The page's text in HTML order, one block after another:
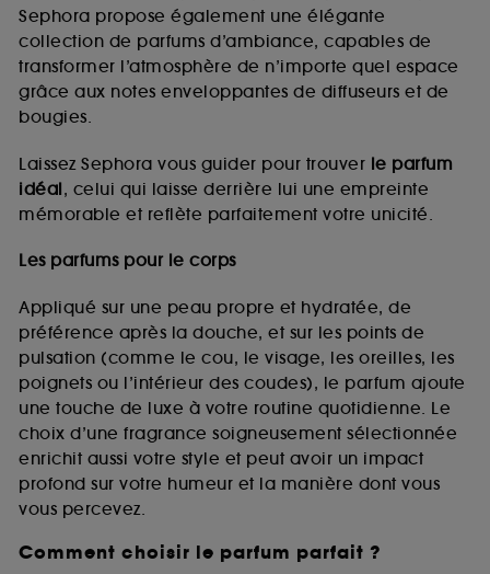
Sephora propose également une élégante
collection de parfums d’ambiance, capables de
transformer l’atmosphère de n’importe quel espace
grâce aux notes enveloppantes de diffuseurs et de
bougies.
Laissez Sephora vous guider pour trouver le parfum
idéal, celui qui laisse derrière lui une empreinte
mémorable et reflète parfaitement votre unicité.
Les parfums pour le corps
Appliqué sur une peau propre et hydratée, de
préférence après la douche, et sur les points de
pulsation (comme le cou, le visage, les oreilles, les
poignets ou l’intérieur des coudes), le parfum ajoute
une touche de luxe à votre routine quotidienne. Le
choix d’une fragrance soigneusement sélectionnée
enrichit aussi votre style et peut avoir un impact
profond sur votre humeur et la manière dont vous
vous percevez.
Comment choisir le parfum parfait ?
de vous plaire via des publicités, y compris sur des
sites tiers et sur les réseaux sociaux, sur la base
des pages que vous avez consultées, de votre
navigation, et de l'historique de vos interactions.
d’en améliorer la performance.
Cookies de sécurisation des paiements en ligne :
fraudes aux moyens de paiement et les
usurpations d’identité.
Cookies fonctionnels :il s’agit de cookies
permettant l’affichage et/ou la fourniture de
certaines fonctionnalités du site, tel que les
cookies d’authentification qui sont utilisés afin de
vous faire bénéficier de l’authentification
prolongée vous permettant d’accéder à votre
compte lors de votre prochaine visite sur le site
sans saisir à nouveau votre identifiant et mot de
passe.
A l'exception des cookies techniques, le dépôt et la